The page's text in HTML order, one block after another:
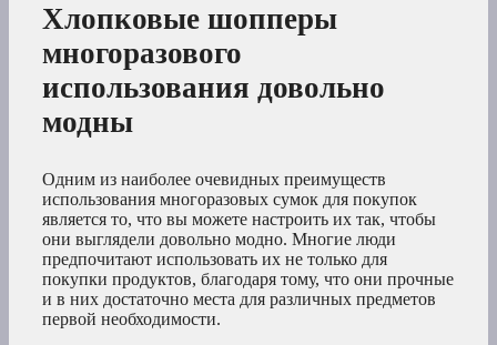
Хлопковые шопперы
многоразового
использования довольно
модны
Одним из наиболее очевидных преимуществ
использования многоразовых сумок для покупок
является то, что вы можете настроить их так, чтобы
они выглядели довольно модно. Многие люди
предпочитают использовать их не только для
покупки продуктов, благодаря тому, что они прочные
и в них достаточно места для различных предметов
первой необходимости.